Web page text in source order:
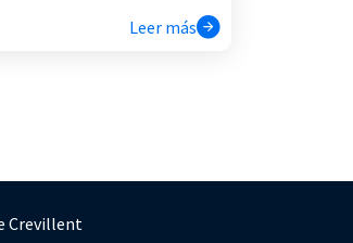
Leer más
Crevillent